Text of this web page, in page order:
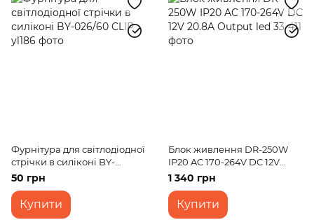
Фурнітура для світлодіодної
стрічки в силіконі BY-
026/60 CLIP
50 грн
Купити
Блок живлення DR-250W
IP20 AC 170-264V DC 12V
20.8A Output led
1 340 грн
Купити